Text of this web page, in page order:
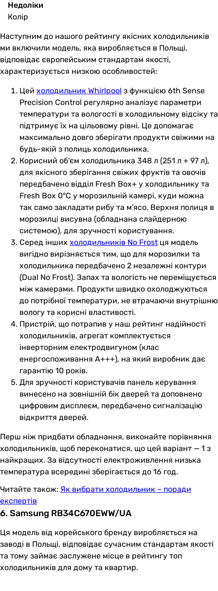
Недоліки
Колір
Наступним до нашого рейтингу якісних холодильників
ми включили модель, яка виробляється в Польщі,
відповідає європейським стандартам якості,
характеризується низкою особливостей:
Цей холодильник Whirlpool з функцією 6th Sense
Precision Control регулярно аналізує параметри
температури та вологості в холодильному відсіку та
підтримує їх на цільовому рівні. Це допомагає
максимально довго зберігати продукти свіжими на
будь-якій з полиць холодильника.
Корисний об'єм холодильника 348 л (251 л + 97 л),
для якісного зберігання свіжих фруктів та овочів
передбачено відділ Fresh Box+ у холодильнику та
Fresh Box 0°C у морозильній камері, куди можна
так само закладати рибу та м'ясо. Верхня полиця в
морозилці висувна (обладнана слайдерною
системою), для зручності користування.
Серед інших холодильників No Frost ця модель
вигідно вирізняється тим, що для морозилки та
холодильника передбачено 2 незалежні контури
(Dual No Frost). Запах та вологість не переміщується
між камерами. Продукти швидко охолоджуються
до потрібної температури, не втрачаючи внутрішню
вологу та корисні властивості.
Пристрій, що потрапив у наш рейтинг надійності
холодильників, агрегат комплектується
інверторним електродвигуном (клас
енергоспоживання А+++), на який виробник дає
гарантію 10 років.
Для зручності користувачів панель керування
винесено на зовнішній бік дверей та доповнено
цифровим дисплеєм, передбачено сигналізацію
відкриття дверей.
Перш ніж придбати обладнання, виконайте порівняння
холодильників, щоб переконатися, що цей варіант — 1 з
найкращих. За відсутності електроживлення низька
температура всередині зберігається до 16 год.
Читайте також: Як вибрати холодильник – поради
експертів
6. Samsung RB34C670EWW/UA
Ця модель від корейського бренду виробляється на
заводі в Польщі, відповідає сучасним стандартам якості
та тому займає заслужене місце в рейтингу топ
холодильників для дому та квартир.